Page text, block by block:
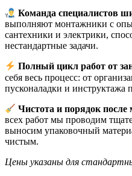
Команда специалистов
выполняют монтажники с
сантехники и электрики,
нестандартные задачи.
Полный цикл работ от
себя весь процесс: от
пусконаладки и инструктажа
Чистота и порядок после
всех работ мы проводим
выносим упаковочный
чистым.
Цены указаны для